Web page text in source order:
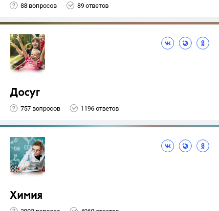
88 вопросов 89 ответов
Досуг
757 вопросов 1196 ответов
Химия